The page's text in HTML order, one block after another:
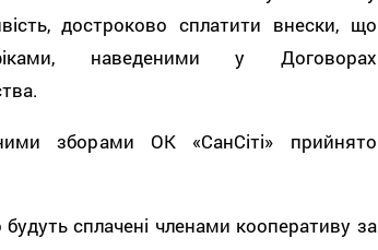
достроково сплатити внески, що
наведеними у Договорах
зборами ОК «СанСіті» прийнято
сплачені членами кооперативу за